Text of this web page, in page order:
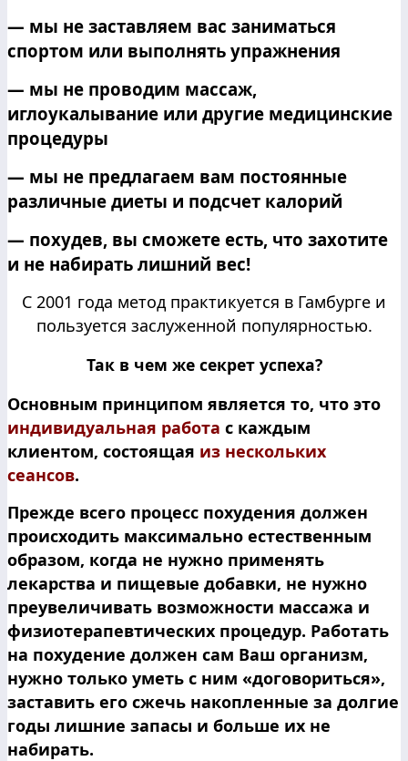
— мы не заставляем вас заниматься
спортом или выполнять упражнения
— мы не проводим массаж,
иглоукалывание или другие медицинские
процедуры
— мы не предлагаем вам постоянные
различные диеты и подсчет калорий
— похудев, вы сможете есть, что захотите
и не набирать лишний вес!
C 2001 года метод практикуется в Гамбурге и
пользуется заслуженной популярностью.
Так в чем же секрет успеха?
Основным принципом является то, что это
индивидуальная работа с каждым
клиентом, состоящая из нескольких
сеансов.
Прежде всего процесс похудения должен
происходить максимально естественным
образом, когда не нужно применять
лекарства и пищевые добавки, не нужно
преувеличивать возможности массажа и
физиотерапевтических процедур. Работать
на похудение должен сам Ваш организм,
нужно только уметь с ним «договориться»,
заставить его сжечь накопленные за долгие
годы лишние запасы и больше их не
набирать.